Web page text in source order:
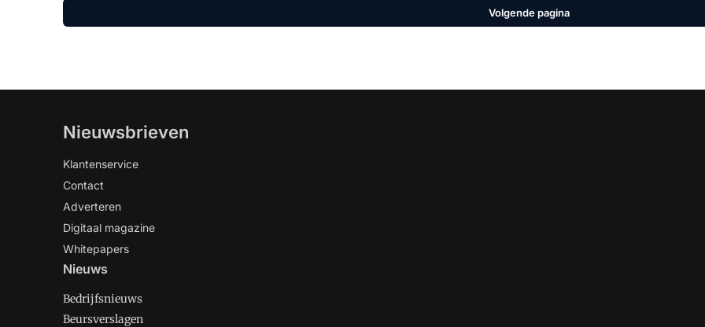
Volgende pagina
Nieuwsbrieven
Klantenservice
Contact
Adverteren
Digitaal magazine
Whitepapers
Nieuws
Bedrijfsnieuws
Beursverslagen